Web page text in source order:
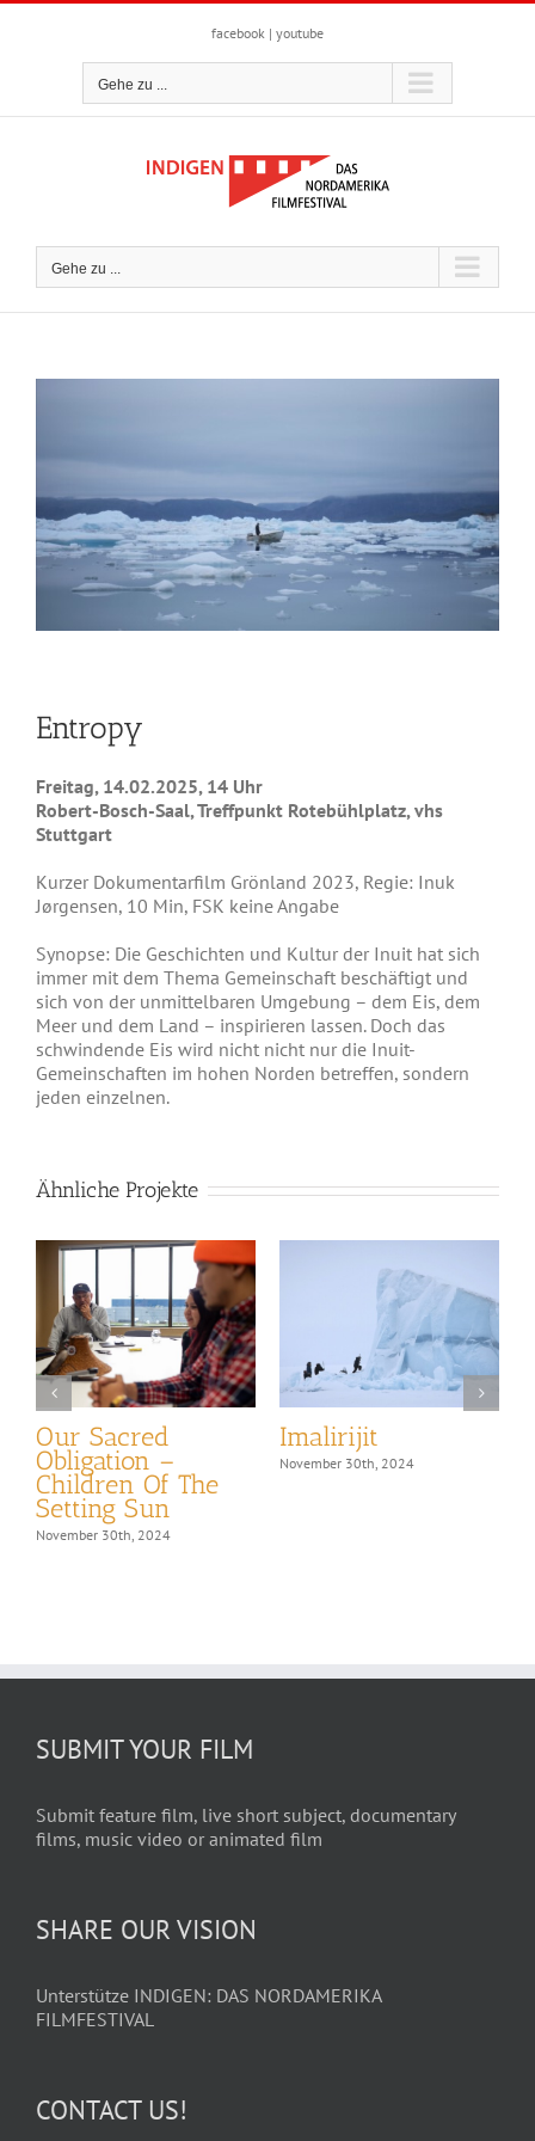
Zum
facebook | youtube
Gehe zu ...
Gehe zu ...
Entropy
Freitag, 14.02.2025, 14 Uhr
Robert-Bosch-Saal, Treffpunkt Rotebühlplatz, vhs
Stuttgart
Kurzer Dokumentarfilm Grönland 2023, Regie: Inuk
Jørgensen, 10 Min, FSK keine Angabe
Synopse: Die Geschichten und Kultur der Inuit hat sich
immer mit dem Thema Gemeinschaft beschäftigt und
sich von der unmittelbaren Umgebung – dem Eis, dem
Meer und dem Land – inspirieren lassen. Doch das
schwindende Eis wird nicht nicht nur die Inuit-
Gemeinschaften im hohen Norden betreffen, sondern
jeden einzelnen.
Ähnliche Projekte
Our Sacred
Obligation –
Children Of The
Setting Sun
November 30th, 2024
Imalirijit
November 30th, 2024
SUBMIT YOUR FILM
Submit feature film, live short subject, documentary
films, music video or animated film
SHARE OUR VISION
Unterstütze INDIGEN: DAS NORDAMERIKA
FILMFESTIVAL
CONTACT US!